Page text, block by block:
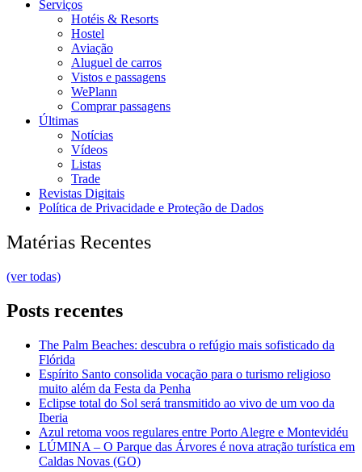
Serviços
Hotéis & Resorts
Hostel
Aviação
Aluguel de carros
Vistos e passagens
WePlann
Comprar passagens
Últimas
Notícias
Vídeos
Listas
Trade
Revistas Digitais
Política de Privacidade e Proteção de Dados
Matérias Recentes
(ver todas)
Posts recentes
The Palm Beaches: descubra o refúgio mais sofisticado da
Flórida
Espírito Santo consolida vocação para o turismo religioso
muito além da Festa da Penha
Eclipse total do Sol será transmitido ao vivo de um voo da
Iberia
Azul retoma voos regulares entre Porto Alegre e Montevidéu
LÚMINA – O Parque das Árvores é nova atração turística em
Caldas Novas (GO)